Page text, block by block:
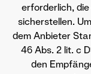
erforderlich,
sicherstellen.
dem Anbieter
46 Abs. 2 lit. c
den